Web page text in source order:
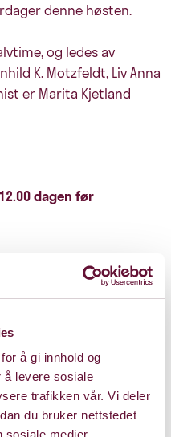
å gi innhold og
å levere sosiale
trafikken vår. Vi deler
du bruker nettstedet
sosiale medier,
denne høsten.
og ledes av
K. Motzfeldt, Liv Anna
er Marita Kjetland
dagen før
forhånd.